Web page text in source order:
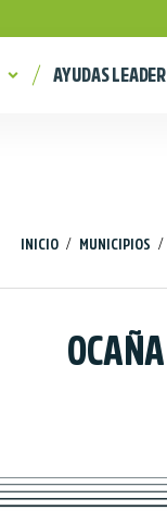
AYUDAS LEADER
INICIO / MUNICIPIOS /
OCAÑA